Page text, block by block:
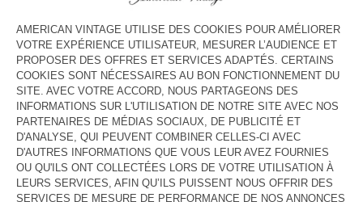
SHORT HOMME DOVEN
CHF 75 CHF 52,50
T-SHIRT HOMME SONOMA
CHF 70
CHF 42
CHF 27,30
T-SHIRT HOMME NOUVEAU
MEXIQUE
CHF 70 CHF 49
T-SHIRT HOMME NOUVEAU
MEXIQUE
CHF 60
CHF 42
CHF 25,20
T-SHIRT HOMME SONOMA
CHF 65
CHF 39
CHF 33,15
SHORT HOMME FIZVALLEY
CHF 75
CHF 37,50
CHF 30